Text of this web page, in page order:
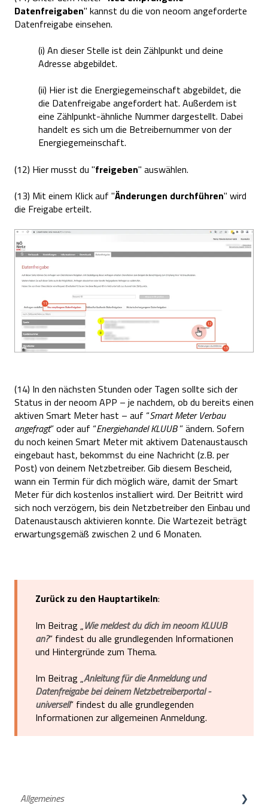
Datenfreigaben" kannst du die von neoom angeforderte
Datenfreigabe einsehen.
(i) An dieser Stelle ist dein Zählpunkt und deine
Adresse abgebildet.
(ii) Hier ist die Energiegemeinschaft abgebildet, die
die Datenfreigabe angefordert hat. Außerdem ist
eine Zählpunkt-ähnliche Nummer dargestellt. Dabei
handelt es sich um die Betreibernummer von der
Energiegemeinschaft.
(12) Hier musst du "freigeben" auswählen.
(13) Mit einem Klick auf "Änderungen durchführen" wird
die Freigabe erteilt.
(14) In den nächsten Stunden oder Tagen sollte sich der
Status in der neoom APP – je nachdem, ob du bereits einen
aktiven Smart Meter hast – auf “Smart Meter Verbau
angefragt” oder auf “Energiehandel KLUUB” ändern. Sofern
du noch keinen Smart Meter mit aktivem Datenaustausch
eingebaut hast, bekommst du eine Nachricht (z.B. per
Post) von deinem Netzbetreiber. Gib diesem Bescheid,
wann ein Termin für dich möglich wäre, damit der Smart
Meter für dich kostenlos installiert wird. Der Beitritt wird
sich noch verzögern, bis dein Netzbetreiber den Einbau und
Datenaustausch aktivieren konnte. Die Wartezeit beträgt
erwartungsgemäß zwischen 2 und 6 Monaten.
Zurück zu den Hauptartikeln:
Im Beitrag „Wie meldest du dich im neoom KLUUB
an?“ findest du alle grundlegenden Informationen
und Hintergründe zum Thema.
Im Beitrag „Anleitung für die Anmeldung und
Datenfreigabe bei deinem Netzbetreiberportal -
universell“ findest du alle grundlegenden
Informationen zur allgemeinen Anmeldung.
Allgemeines